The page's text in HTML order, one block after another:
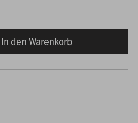
In den Warenkorb